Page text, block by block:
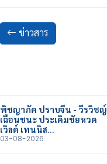
ข่าวสาร
พิชญาภัค ปราบจีน - วีรวิชญ์
เฉือนชนะ ประเดิมชัยหวด
เวิลด์ เทนนิส…
03-08-2026